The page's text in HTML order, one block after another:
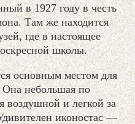
в 1927 году в честь
Там же находится
где в настоящее
школы.
основным местом для
небольшая по
воздушной и легкой за
иконостас —